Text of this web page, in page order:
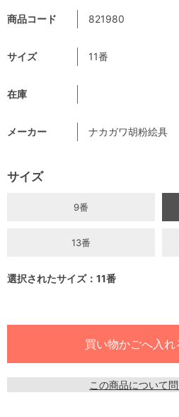
商品コード 821980
サイズ 11番
在庫
メーカー ナカガワ胡粉絵具
サイズ
9番
13番
選択されたサイズ：11番
この商品について